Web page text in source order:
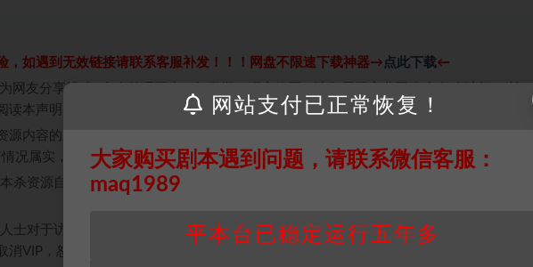
，如遇到无效链接请联系客服补发！！！网盘不限速下载神器→ 点此下载←
网友分享投稿+个人整理而来，仅供学习研究使用，请勿用于商业用途!任何人访问、浏
读本声明，理解并同意受本条约约束，并遵守所有适用的法律法规。
源内容的版权均属于机关版权或权利人。如有侵权，请发邮件通知并提供相关证实资料
况属实，我们将会在三天内下架相关剧本攻略。
杀资源自身价值，本站积分为本站收取的赞助费，用于本站整理资料的时间成本及网站
士对于访问或购买使用引起的任何行为和纠纷，本站概不承担任何责任。未经许可的
消VIP，恕不另行通知！
网站支付已正常恢复！
大家购买剧本遇到问题，请联系微信客服：
maq1989
平本台已稳定运行五年多